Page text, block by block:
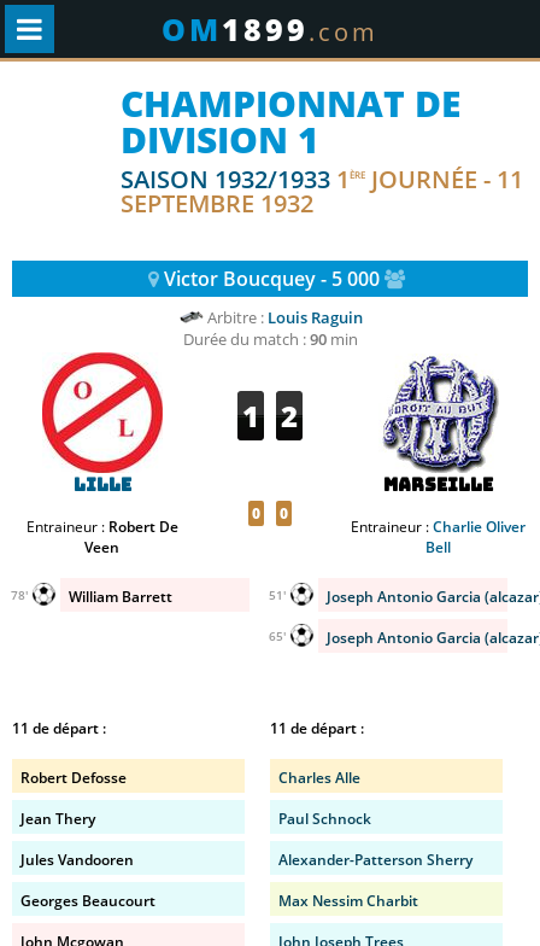
OM1899.com
CHAMPIONNAT DE
DIVISION 1
SAISON 1932/1933 1 ÈRE JOURNÉE - 11
SEPTEMBRE 1932
Victor Boucquey - 5 000
Arbitre : Louis Raguin
Durée du match :90min
Lille
Entraineur : Robert De
Veen
1 2
0 0
Marseille
Entraineur :Charlie Oliver
Bell
William Barrett
78' Joseph Antonio Garcia
51'
Joseph Antonio Garcia
65'
11 de départ :
Robert Defosse
Jean Thery
Jules Vandooren
Georges Beaucourt
John Mcgowan
11 de départ :
Charles Alle
Paul Schnock
Alexander-Patterson Sherry
Max Nessim Charbit
John Joseph Trees